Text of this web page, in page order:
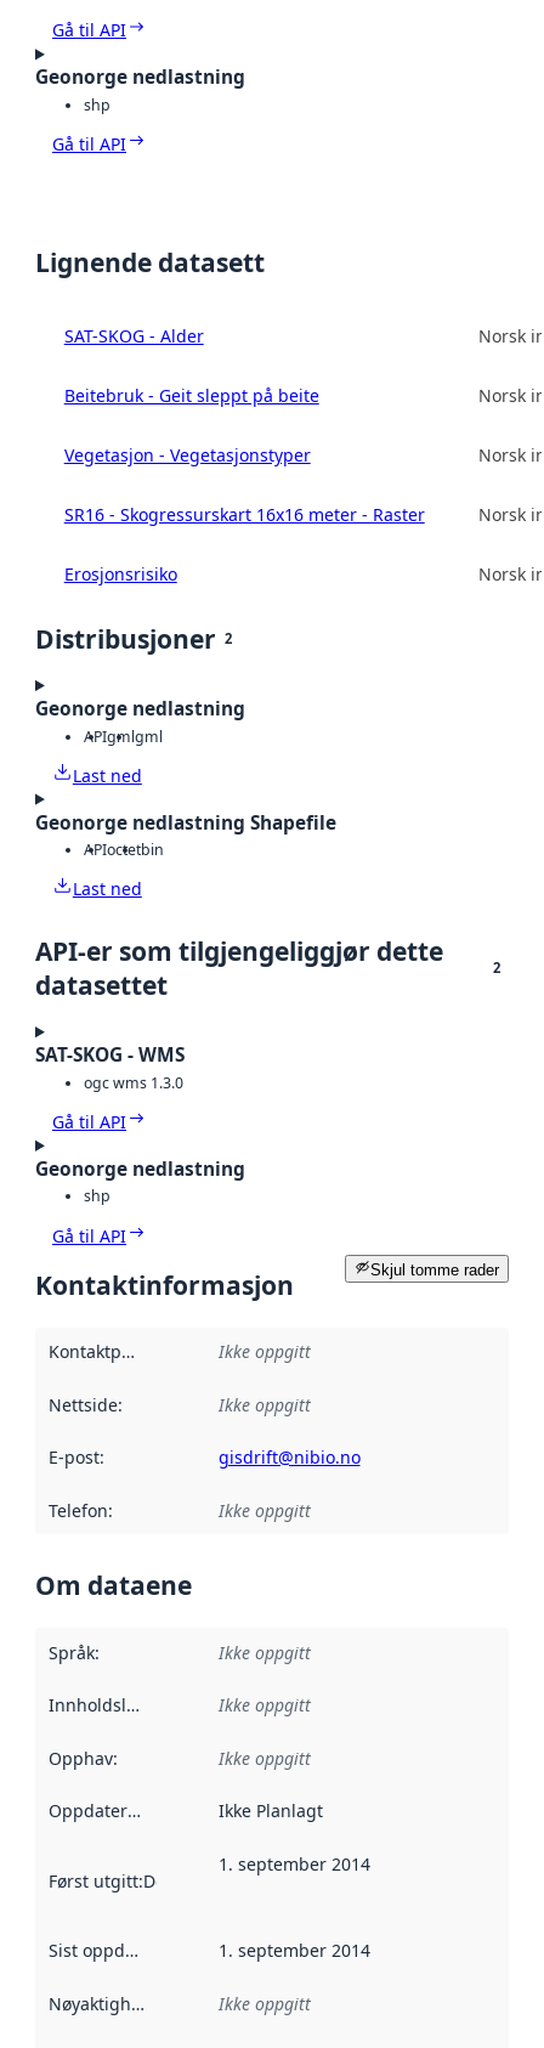
Gå til API
Geonorge nedlastning
shp
Gå til API
Lignende datasett
SAT-SKOG - Alder Norsk
Beitebruk - Geit sleppt på beite Norsk
Vegetasjon - Vegetasjonstyper Norsk
SR16 - Skogressurskart 16x16 meter - Raster Norsk
Erosjonsrisiko Norsk
Distribusjoner 2
Geonorge nedlastning
APIgmlgml
Last ned
Geonorge nedlastning Shapefile
APIoctetbin
Last ned
API-er som tilgjengeliggjør dette
datasettet
2
SAT-SKOG - WMS
ogc wms 1.3.0
Gå til API
Geonorge nedlastning
shp
Gå til API
Skjul tomme rader
Kontaktinformasjon
Kontaktpunkt Ikke oppgitt
Nettside: Ikke oppgitt
E-post: gisdrift@nibio.no
Telefon: Ikke oppgitt
Om dataene
Språk: Ikke oppgitt
Innholdsleverandører :
Ikke oppgitt
Opphav: Ikke oppgitt
Oppdateringsfrekvens :
Ikke Planlagt
Først utgitt:Denne datoen sier når dataene i dette
1. september 2014
Sist oppdatert 1. september 2014
Nøyaktighet Ikke oppgitt